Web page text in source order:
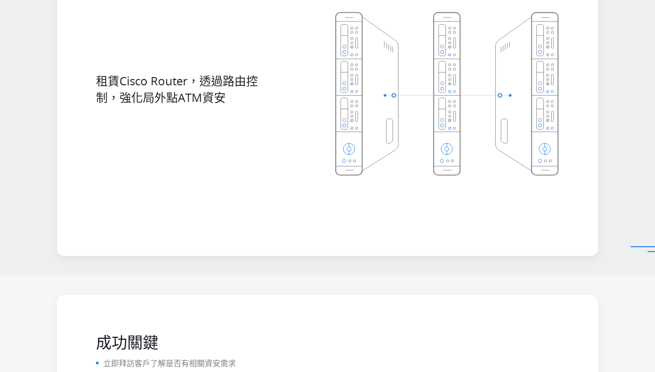
租賃Cisco Router，透過路由控
制，強化局外點ATM資安
成功關鍵
立即拜訪客戶了解是否有相關資安需求